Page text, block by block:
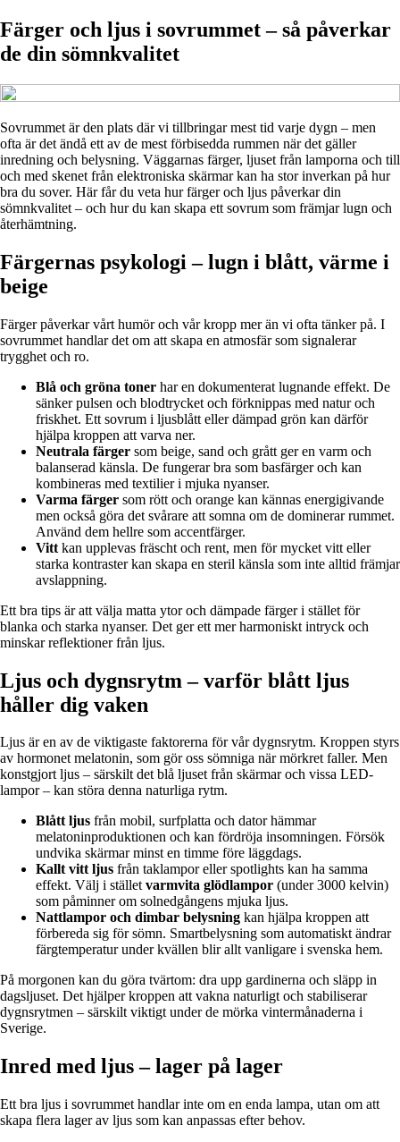
Färger och ljus i sovrummet – så påverkar
de din sömnkvalitet
Sovrummet är den plats där vi tillbringar mest tid varje dygn – men
ofta är det ändå ett av de mest förbisedda rummen när det gäller
inredning och belysning. Väggarnas färger, ljuset från lamporna och till
och med skenet från elektroniska skärmar kan ha stor inverkan på hur
bra du sover. Här får du veta hur färger och ljus påverkar din
sömnkvalitet – och hur du kan skapa ett sovrum som främjar lugn och
återhämtning.
Färgernas psykologi – lugn i blått, värme i
beige
Färger påverkar vårt humör och vår kropp mer än vi ofta tänker på. I
sovrummet handlar det om att skapa en atmosfär som signalerar
trygghet och ro.
Blå och gröna toner har en dokumenterat lugnande effekt. De
sänker pulsen och blodtrycket och förknippas med natur och
friskhet. Ett sovrum i ljusblått eller dämpad grön kan därför
hjälpa kroppen att varva ner.
Neutrala färger som beige, sand och grått ger en varm och
balanserad känsla. De fungerar bra som basfärger och kan
kombineras med textilier i mjuka nyanser.
Varma färger som rött och orange kan kännas energigivande
men också göra det svårare att somna om de dominerar rummet.
Använd dem hellre som accentfärger.
Vitt kan upplevas fräscht och rent, men för mycket vitt eller
starka kontraster kan skapa en steril känsla som inte alltid främjar
avslappning.
Ett bra tips är att välja matta ytor och dämpade färger i stället för
blanka och starka nyanser. Det ger ett mer harmoniskt intryck och
minskar reflektioner från ljus.
Ljus och dygnsrytm – varför blått ljus
håller dig vaken
Ljus är en av de viktigaste faktorerna för vår dygnsrytm. Kroppen styrs
av hormonet melatonin, som gör oss sömniga när mörkret faller. Men
konstgjort ljus – särskilt det blå ljuset från skärmar och vissa LED-
lampor – kan störa denna naturliga rytm.
Blått ljus från mobil, surfplatta och dator hämmar
melatoninproduktionen och kan fördröja insomningen. Försök
undvika skärmar minst en timme före läggdags.
Kallt vitt ljus från taklampor eller spotlights kan ha samma
effekt. Välj i ställetvarmvita glödlampor (under 3000 kelvin)
som påminner om solnedgångens mjuka ljus.
Nattlampor och dimbar belysning kan hjälpa kroppen att
förbereda sig för sömn. Smartbelysning som automatiskt ändrar
färgtemperatur under kvällen blir allt vanligare i svenska hem.
På morgonen kan du göra tvärtom: dra upp gardinerna och släpp in
dagsljuset. Det hjälper kroppen att vakna naturligt och stabiliserar
dygnsrytmen – särskilt viktigt under de mörka vintermånaderna i
Sverige.
Inred med ljus – lager på lager
Ett bra ljus i sovrummet handlar inte om en enda lampa, utan om att
skapa flera lager av ljus som kan anpassas efter behov.